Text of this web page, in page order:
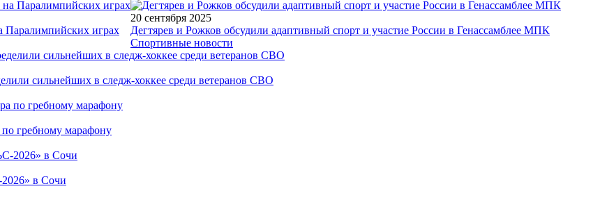
Паралимпийских играх
20 сентября 2025
Дегтярев и Рожков обсудили адаптивный спорт и участие России в Генассамблее МПК
Спортивные новости
сильнейших в следж-хоккее среди ветеранов СВО
гребному марафону
в Сочи